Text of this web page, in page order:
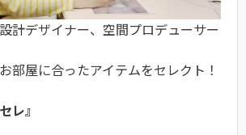
計デザイナー、空間プロデューサー
部屋に合ったアイテムをセレクト！
レ』